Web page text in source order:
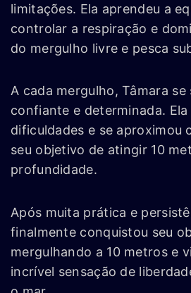
limitações. Ela aprendeu a
controlar a respiração e
do mergulho livre e pesca
A cada mergulho, Tâmara se
confiante e determinada. Ela
dificuldades e se aproximou
seu objetivo de atingir 10
profundidade.
Após muita prática e
finalmente conquistou seu
mergulhando a 10 metros e
incrível sensação de